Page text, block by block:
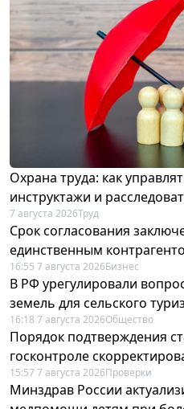
Охрана труда: как
инструктажи и
7 августа 2026Труд
Срок согласования
единственным
16:55 7 августа 2026Бизнес
В РФ урегулировали
земель для сельского
16:18 7 августа 2026Общество
Порядок подтверждения
госконтроле
15:57 7 августа 2026Проверки
Минздрав России